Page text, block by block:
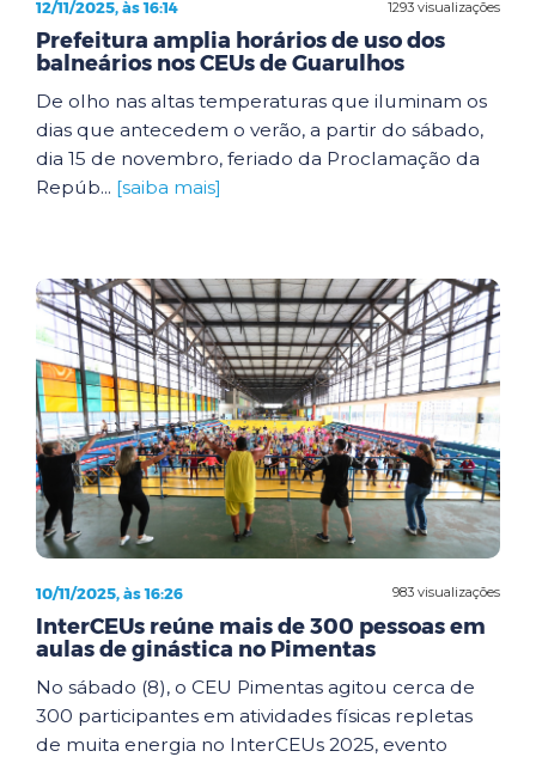
1293 visualizações
12/11/2025, às 16:14
Prefeitura amplia horários de uso dos
balneários nos CEUs de Guarulhos
De olho nas altas temperaturas que iluminam os
dias que antecedem o verão, a partir do sábado,
dia 15 de novembro, feriado da Proclamação da
Repúb... [saiba mais]
983 visualizações
10/11/2025, às 16:26
InterCEUs reúne mais de 300 pessoas em
aulas de ginástica no Pimentas
No sábado (8), o CEU Pimentas agitou cerca de
300 participantes em atividades físicas repletas
de muita energia no InterCEUs 2025, evento